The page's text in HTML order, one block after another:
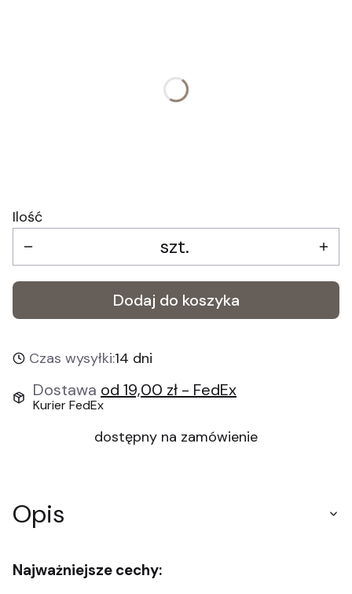
Ilość
szt.
Dodaj do koszyka
Czas wysyłki:14 dni
Dostawa od 19,00 zł - FedEx
Kurier FedEx
dostępny na zamówienie
Opis
Najważniejsze cechy: